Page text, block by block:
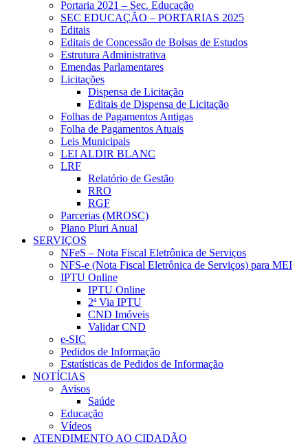
Portaria 2021 – Sec. Educação
SEC EDUCAÇÃO – PORTARIAS 2025
Editais
Editais de Concessão de Bolsas de Estudos
Estrutura Administrativa
Emendas Parlamentares
Licitações
Dispensa de Licitação
Editais de Dispensa de Licitação
Folhas de Pagamentos Antigas
Folha de Pagamentos Atuais
Leis Municipais
LEI ALDIR BLANC
LRF
Relatório de Gestão
RRO
RGF
Parcerias (MROSC)
Plano Pluri Anual
SERVIÇOS
NFeS – Nota Fiscal Eletrônica de Serviços
NFS-e (Nota Fiscal Eletrônica de Serviços) para MEI
IPTU Online
IPTU Online
2ª Via IPTU
CND Imóveis
Validar CND
e-SIC
Pedidos de Informação
Estatísticas de Pedidos de Informação
NOTÍCIAS
Avisos
Saúde
Educação
Vídeos
ATENDIMENTO AO CIDADÃO